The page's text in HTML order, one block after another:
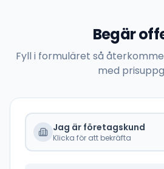
Begär
Fyll i formuläret så
med
Jag är företagskund
Klicka för att bekräfta